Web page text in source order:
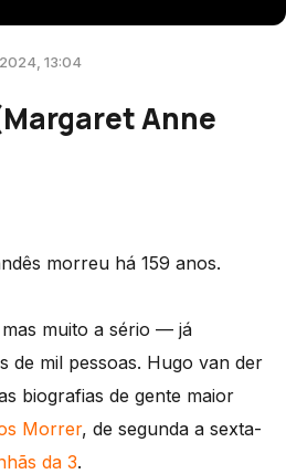
13:04
Anne
morreu há 159 anos.
muito a sério — já
de mil pessoas. Hugo van der
biografias de gente maior
Morrer, de segunda a sexta-
da 3.